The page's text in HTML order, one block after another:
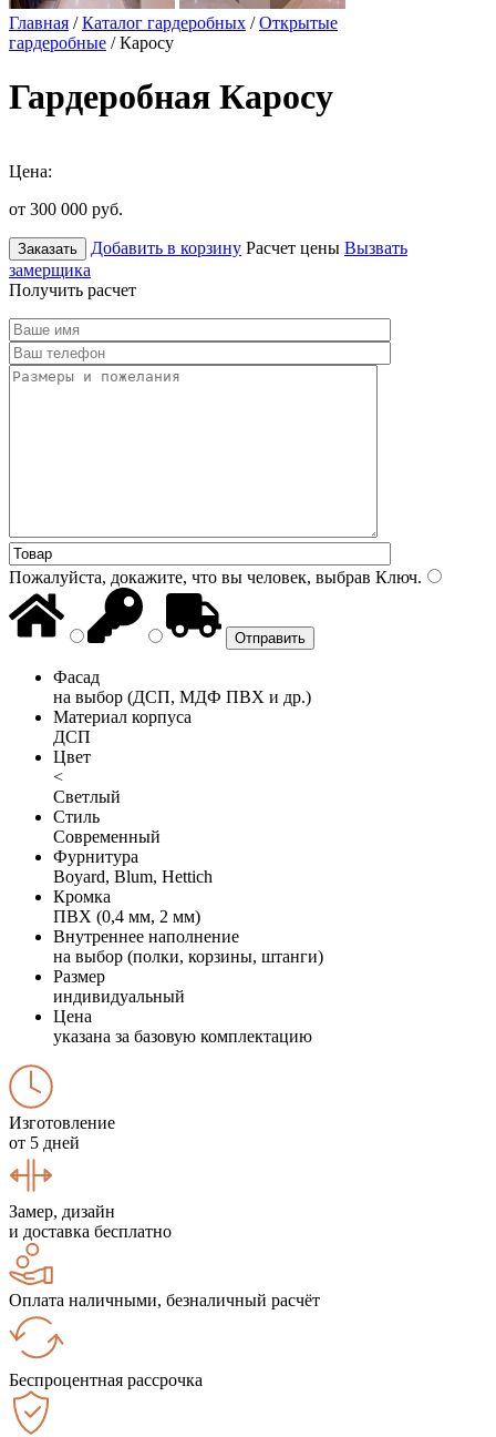
Главная /Каталог гардеробных /Открытые
гардеробные / Каросу
Гардеробная Каросу
Цена:
от 300 000 руб.
Заказать Добавить в корзину Расчет цены Вызвать
замерщика
Получить расчет
Пожалуйста, докажите, что вы человек, выбрав Ключ.
Фасад
на выбор (ДСП, МДФ ПВХ и др.)
Материал корпуса
ДСП
Цвет
<
Светлый
Стиль
Современный
Фурнитура
Boyard, Blum, Hettich
Кромка
ПВХ (0,4 мм, 2 мм)
Внутреннее наполнение
на выбор (полки, корзины, штанги)
Размер
индивидуальный
Цена
указана за базовую комплектацию
Изготовление
от 5 дней
Замер, дизайн
и доставка бесплатно
Оплата наличными, безналичный расчёт
Беспроцентная рассрочка